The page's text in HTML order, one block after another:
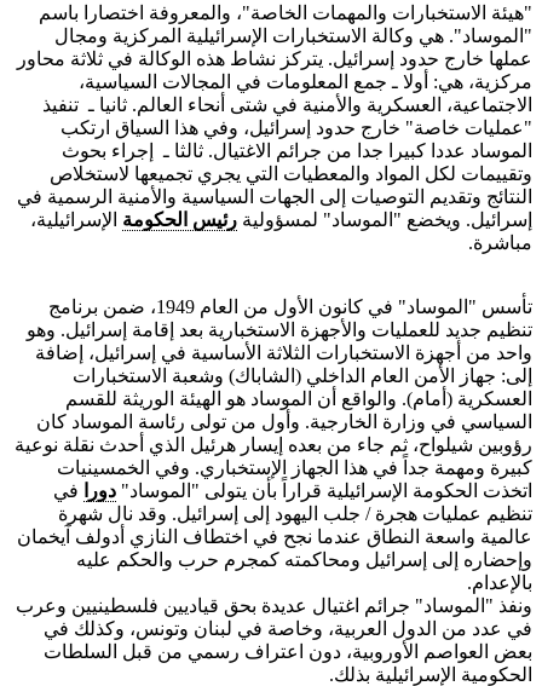
"هيئة الاستخبارات والمهمات الخاصة"، والمعروفة اختصارا باسم
"الموساد". هي وكالة الاستخبارات الإسرائيلية المركزية ومجال
عملها خارج حدود إسرائيل. يتركز نشاط هذه الوكالة في ثلاثة محاور
مركزية، هي: أولا ـ جمع المعلومات في المجالات السياسية،
الاجتماعية، العسكرية والأمنية في شتى أنحاء العالم. ثانيا ـ تنفيذ
"عمليات خاصة" خارج حدود إسرائيل، وفي هذا السياق ارتكب
الموساد عددا كبيرا جدا من جرائم الاغتيال. ثالثا ـ إجراء بحوث
وتقييمات لكل المواد والمعطيات التي يجري تجميعها لاستخلاص
النتائج وتقديم التوصيات إلى الجهات السياسية والأمنية الرسمية في
إسرائيل. ويخضع "الموساد" لمسؤولية رئيس الحكومة الإسرائيلية،
مباشرة.
تأسس "الموساد" في كانون الأول من العام 1949، ضمن برنامج
تنظيم جديد للعمليات والأجهزة الاستخبارية بعد إقامة إسرائيل. وهو
واحد من أجهزة الاستخبارات الثلاثة الأساسية في إسرائيل، إضافة
إلى: جهاز الأمن العام الداخلي (الشاباك) وشعبة الاستخبارات
العسكرية (أمام). والواقع أن الموساد هو الهيئة الوريثة للقسم
السياسي في وزارة الخارجية. وأول من تولى رئاسة الموساد كان
رؤوبين شيلواح، ثم جاء من بعده إيسار هرئيل الذي أحدث نقلة نوعية
كبيرة ومهمة جداً في هذا الجهاز الإستخباري. وفي الخمسينيات
اتخذت الحكومة الإسرائيلية قراراً بأن يتولى "الموساد" دورا
في
تنظيم عمليات هجرة / جلب اليهود إلى إسرائيل. وقد نال شهرة
عالمية واسعة النطاق عندما نجح في اختطاف النازي أدولف آيخمان
وإحضاره إلى إسرائيل ومحاكمته كمجرم حرب والحكم عليه
بالإعدام.
ونفذ "الموساد" جرائم اغتيال عديدة بحق قياديين فلسطينيين وعرب
في عدد من الدول العربية، وخاصة في لبنان وتونس، وكذلك في
بعض العواصم الأوروبية، دون اعتراف رسمي من قبل السلطات
الحكومية الإسرائيلية بذلك.